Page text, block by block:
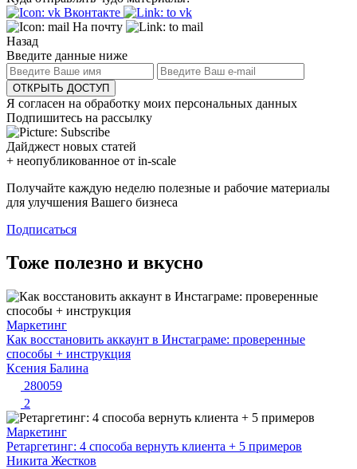
Вконтакте
На почту
Назад
Введите данные ниже
ОТКРЫТЬ ДОСТУП
Я согласен на обработку моих персональных данных
Подпишитесь на рассылку
Дайджест новых статей
+ неопубликованное от in-scale
Получайте каждую неделю полезные и рабочие материалы
для улучшения Вашего бизнеса
Подписаться
Тоже полезно и вкусно
Маркетинг
Как восстановить аккаунт в Инстаграме: проверенные
способы + инструкция
Ксения Балина
280059
2
Маркетинг
Ретаргетинг: 4 способа вернуть клиента + 5 примеров
Никита Жестков